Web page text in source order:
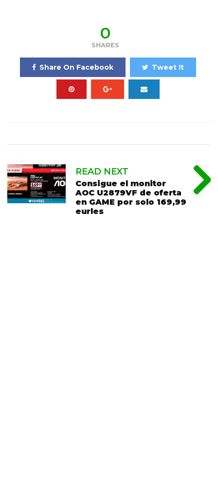
0
SHARES
Share On Facebook Tweet It
READ NEXT
Consigue el monitor
AOC U2879VF de oferta
en GAME por solo 169,99
eurles